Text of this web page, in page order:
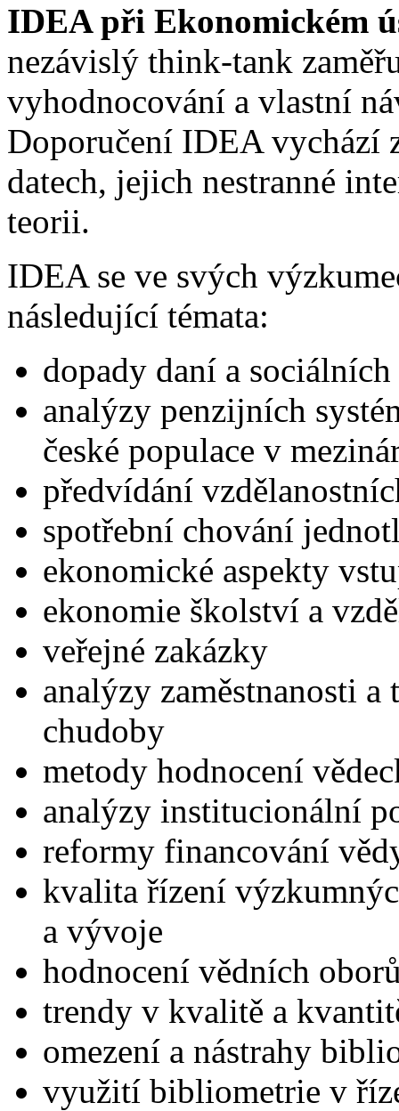
IDEA při Ekonomickém
nezávislý think-tank
vyhodnocování a vlastní
Doporučení IDEA vychází
datech, jejich nestranné
teorii.
IDEA se ve svých
následující témata:
dopady daní a
analýzy penzijních
české populace v
předvídání
spotřební chování
ekonomické aspekty
ekonomie školství a
veřejné zakázky
analýzy zaměstnanosti a
chudoby
metody hodnocení
analýzy institucionální
reformy financování
kvalita řízení
a vývoje
hodnocení vědních
trendy v kvalitě a
omezení a nástrahy
využití bibliometrie v